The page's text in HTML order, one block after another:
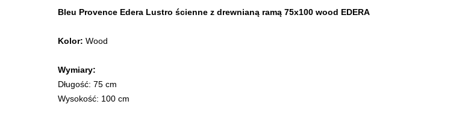
Bleu Provence Edera Lustro ścienne z drewnianą ramą 75x100 wood EDERA
Kolor: Wood
Wymiary:
Długość: 75 cm
Wysokość: 100 cm